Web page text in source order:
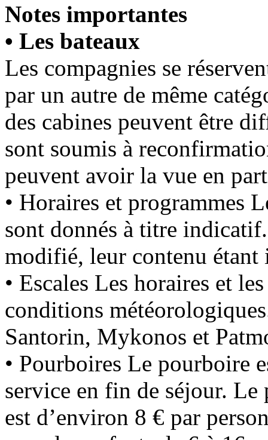
Notes importantes
• Les bateaux
Les compagnies se
par un autre de même
des cabines peuvent être
sont soumis à
peuvent avoir la vue en
• Horaires et programmes
sont donnés à titre
modifié, leur contenu étant
• Escales Les horaires et
conditions
Santorin, Mykonos et
• Pourboires Le pourboire
service en fin de séjour.
est d’environ 8 € par